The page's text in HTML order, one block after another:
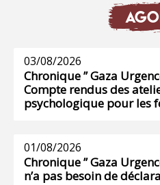
03/08/2026
Chronique ” Gaza
Compte rendus des
psychologique pour les
01/08/2026
Chronique ” Gaza
n’a pas besoin de